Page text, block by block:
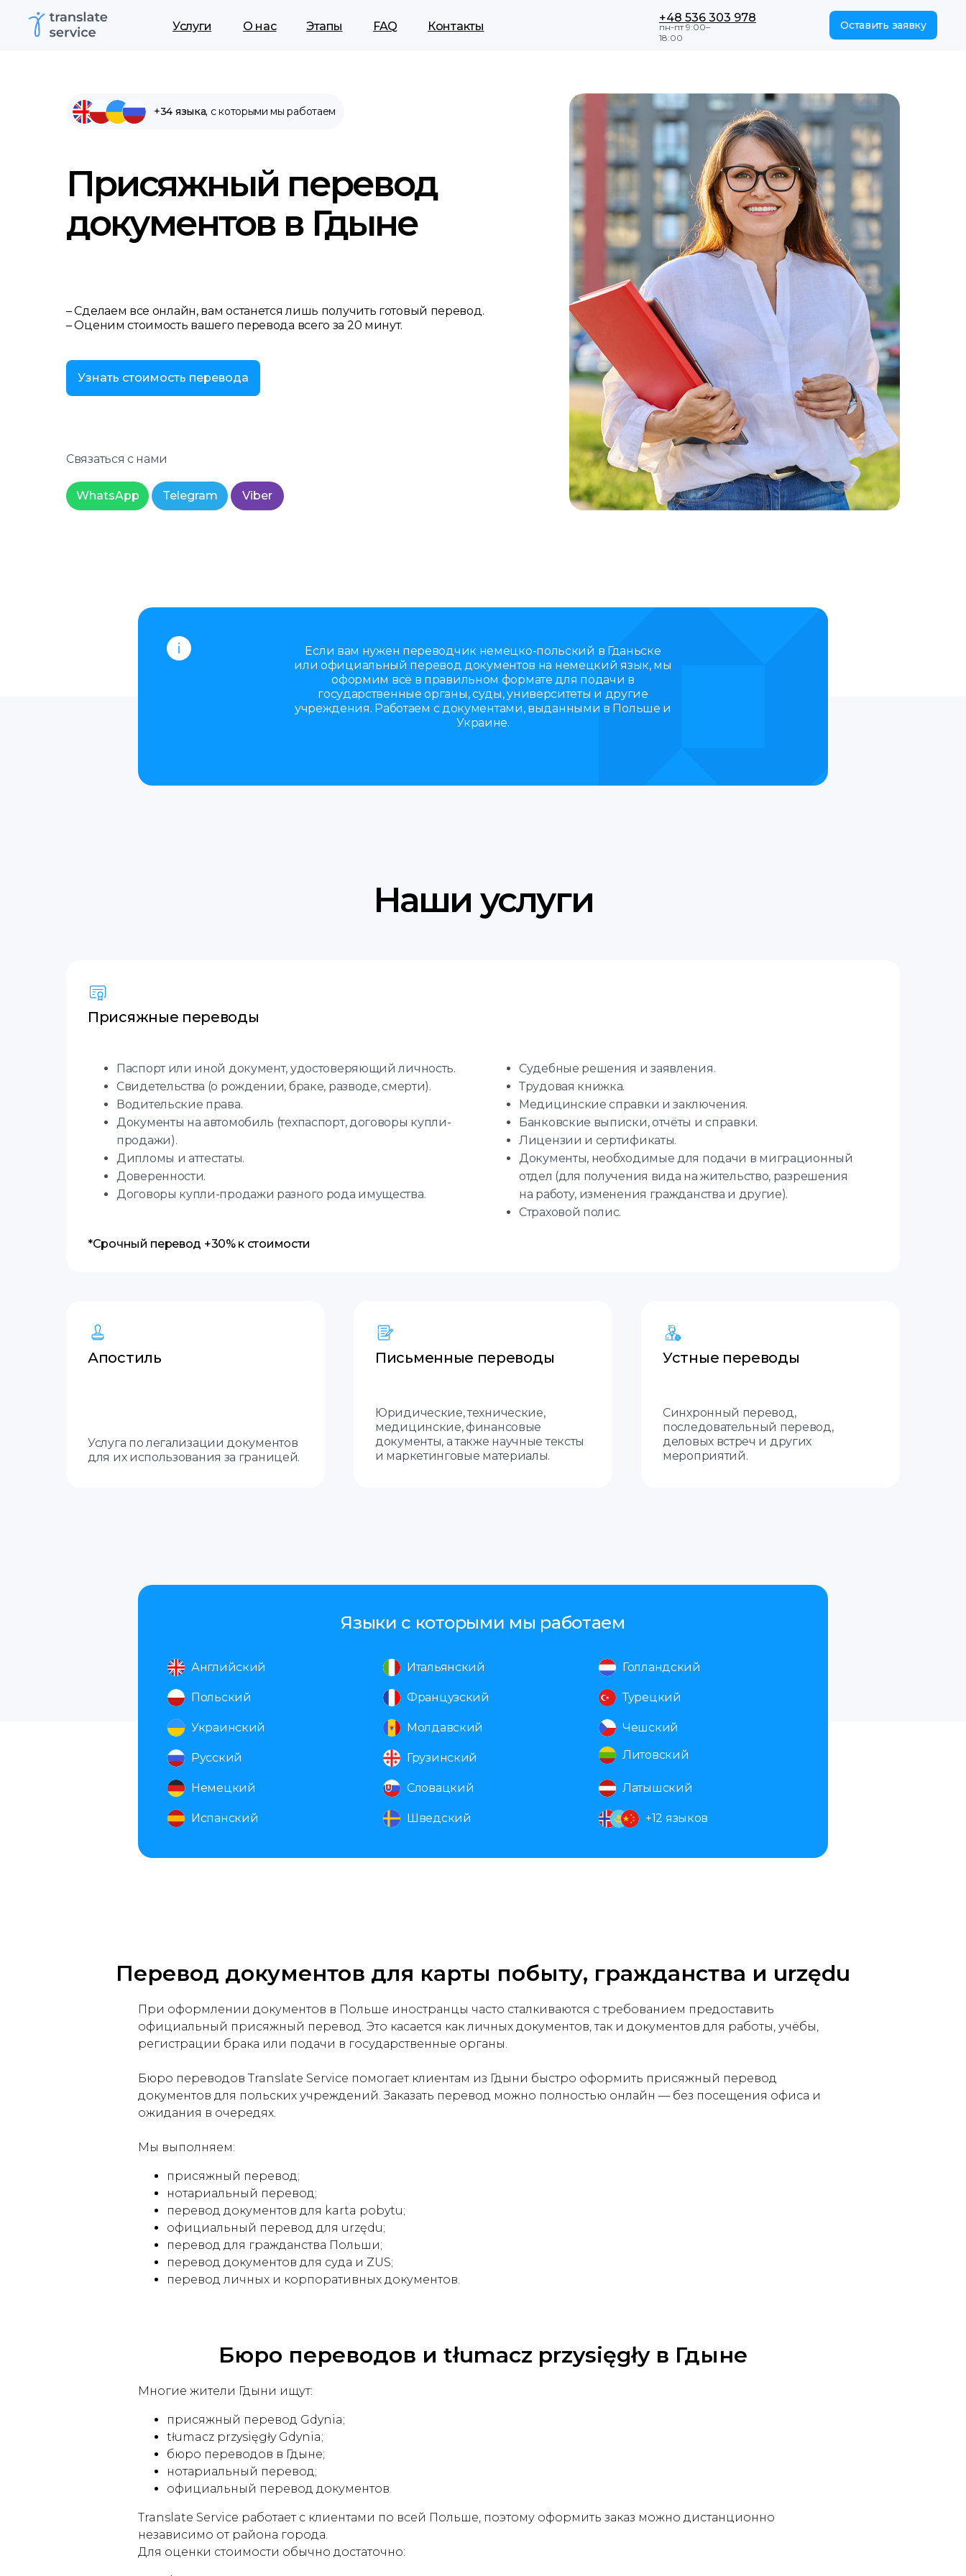
Услуги О нас Этапы
пн-пт 9:00–
18:00
+48 536 303 978
FAQ Контакты Оставить заявку
Присяжный перевод
документов в Гдыне
– Сделаем все онлайн, вам останется лишь получить готовый перевод.
– Оценим стоимость вашего перевода всего за 20 минут.
WhatsApp Telegram Viber
+34 языка, с которыми мы работаем
Связаться с нами
Узнать стоимость перевода
Если вам нужен переводчик немецко-польский в Гданьске
или официальный перевод документов на немецкий язык, мы
оформим всё в правильном формате для подачи в
государственные органы, суды, университеты и другие
учреждения. Работаем с документами, выданными в Польше и
Украине.
Наши услуги
Апостиль Письменные переводы
Присяжные переводы
Синхронный перевод,
последовательный перевод,
деловых встреч и других
мероприятий.
Юридические, технические,
медицинские, финансовые
документы, а также научные тексты
и маркетинговые материалы.
Паспорт или иной документ, удостоверяющий личность.
Свидетельства (о рождении, браке, разводе, смерти).
Водительские права.
Документы на автомобиль (техпаспорт, договоры купли-
продажи).
Дипломы и аттестаты.
Доверенности.
Договоры купли-продажи разного рода имущества.
Судебные решения и заявления.
Трудовая книжка.
Медицинские справки и заключения.
Банковские выписки, отчёты и справки.
Лицензии и сертификаты.
Документы, необходимые для подачи в миграционный
отдел (для получения вида на жительство, разрешения
на работу, изменения гражданства и другие).
Страховой полис.
Услуга по легализации документов
для их использования за границей.
*Срочный перевод +30% к стоимости
Устные переводы
Языки с которыми мы работаем
Английский Итальянский Голландский
Турецкий
Чешский
Литовский
Латышский
+12 языков
Французский
Молдавский
Грузинский
Словацкий
Шведский
Польский
Украинский
Русский
Немецкий
Испанский
Перевод документов для карты побыту, гражданства и urzędu
При оформлении документов в Польше иностранцы часто сталкиваются с требованием предоставить
официальный присяжный перевод. Это касается как личных документов, так и документов для работы, учёбы,
регистрации брака или подачи в государственные органы.
Бюро переводов Translate Service помогает клиентам из Гдыни быстро оформить присяжный перевод
документов для польских учреждений. Заказать перевод можно полностью онлайн — без посещения офиса и
ожидания в очередях.
Мы выполняем:
присяжный перевод;
нотариальный перевод;
перевод документов для karta pobytu;
официальный перевод для urzędu;
перевод для гражданства Польши;
перевод документов для суда и ZUS;
перевод личных и корпоративных документов.
Бюро переводов и tłumacz przysięgły в Гдыне
Многие жители Гдыни ищут:
присяжный перевод Gdynia;
tłumacz przysięgły Gdynia;
бюро переводов в Гдыне;
нотариальный перевод;
официальный перевод документов.
Translate Service работает с клиентами по всей Польше, поэтому оформить заказ можно дистанционно
независимо от района города.
Для оценки стоимости обычно достаточно: